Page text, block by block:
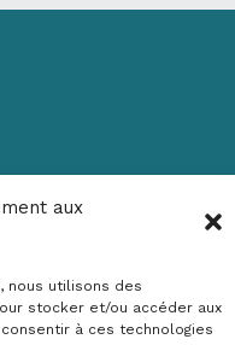
aux
nous utilisons des
stocker et/ou accéder aux
à ces technologies